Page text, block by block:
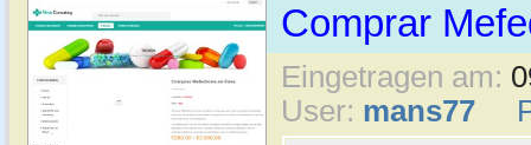
Comprar
Eingetragen am:
User: mans77